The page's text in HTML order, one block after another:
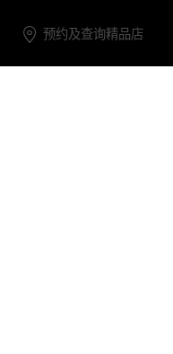
预约及查询精品店